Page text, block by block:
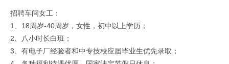
招聘车间女工：
1、18周岁-40周岁，女性，初中以上学历；
2、八小时长白班；
3、有电子厂经验者和中专技校应届毕业生优先录取；